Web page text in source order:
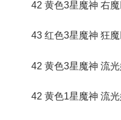
42 黄色3星魔神 右魔
43 红色3星魔神 狂魔
42 黄色3星魔神 流光
42 黄色1星魔神 流光